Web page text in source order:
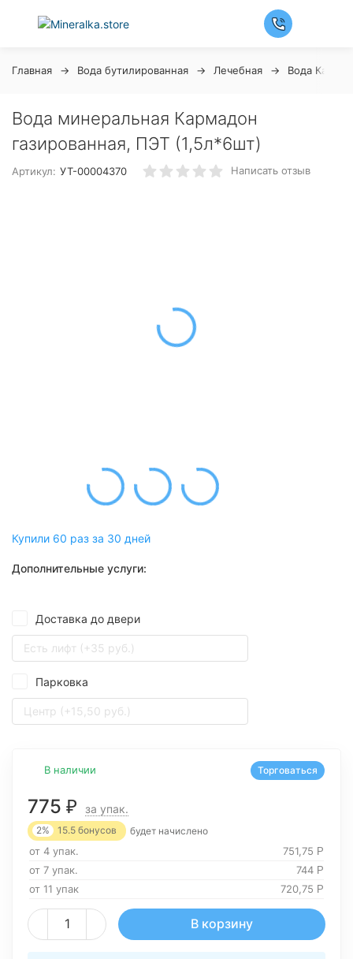
Главная Вода бутилированная Лечебная Вода
Вода минеральная Кармадон
газированная, ПЭТ (1,5л*6шт)
Артикул: УТ-00004370 Написать отзыв
Купили 60 раз за 30 дней
Дополнительные услуги:
Доставка до двери
Есть лифт (+35 руб.)
Парковка
Центр (+15,50 руб.)
В наличии
775 ₽ за упак.
2% 15.5 бонусов будет начислено
от 4 упак. 751,75 Р
от 7 упак. 744 Р
от 11 упак 720,75 Р
В корзину
Торговаться